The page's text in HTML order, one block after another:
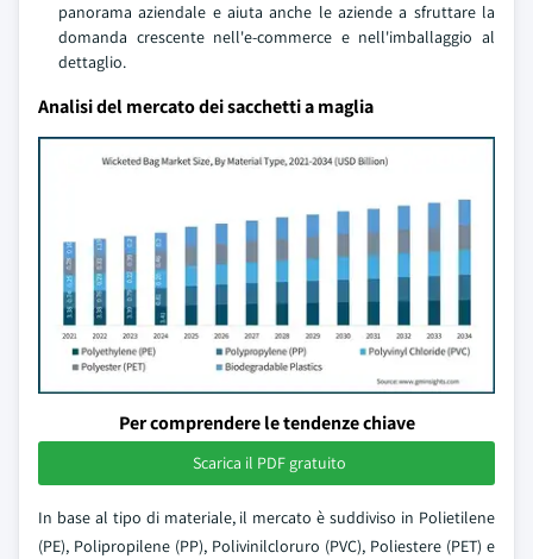
panorama aziendale e aiuta anche le aziende a sfruttare la
domanda crescente nell'e-commerce e nell'imballaggio al
dettaglio.
Analisi del mercato dei sacchetti a maglia
Per comprendere le tendenze chiave
Scarica il PDF gratuito
In base al tipo di materiale, il mercato è suddiviso in Polietilene
(PE), Polipropilene (PP), Polivinilcloruro (PVC), Poliestere (PET) e